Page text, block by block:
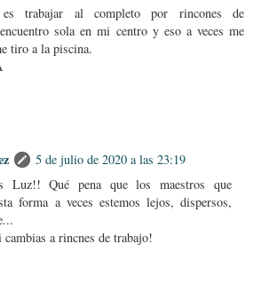
trabajar al completo por rincones de
sola en mi centro y eso a veces me
tiro a la piscina.
5 de julio de 2020 a las 23:19
Luz!! Qué pena que los maestros que
forma a veces estemos lejos, dispersos,
a rincnes de trabajo!